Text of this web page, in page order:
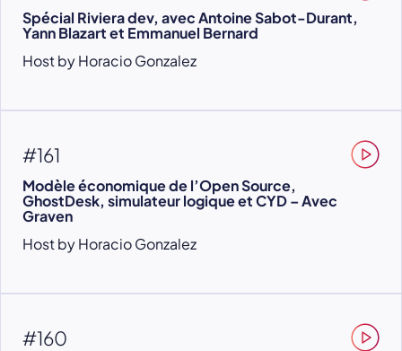
Spécial Riviera dev, avec Antoine Sabot-Durant,
Yann Blazart et Emmanuel Bernard
Host by Horacio Gonzalez
#161
Modèle économique de l’Open Source,
GhostDesk, simulateur logique et CYD – Avec
Graven
Host by Horacio Gonzalez
#160